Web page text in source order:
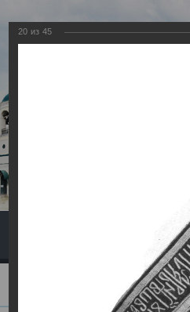
20 из 45